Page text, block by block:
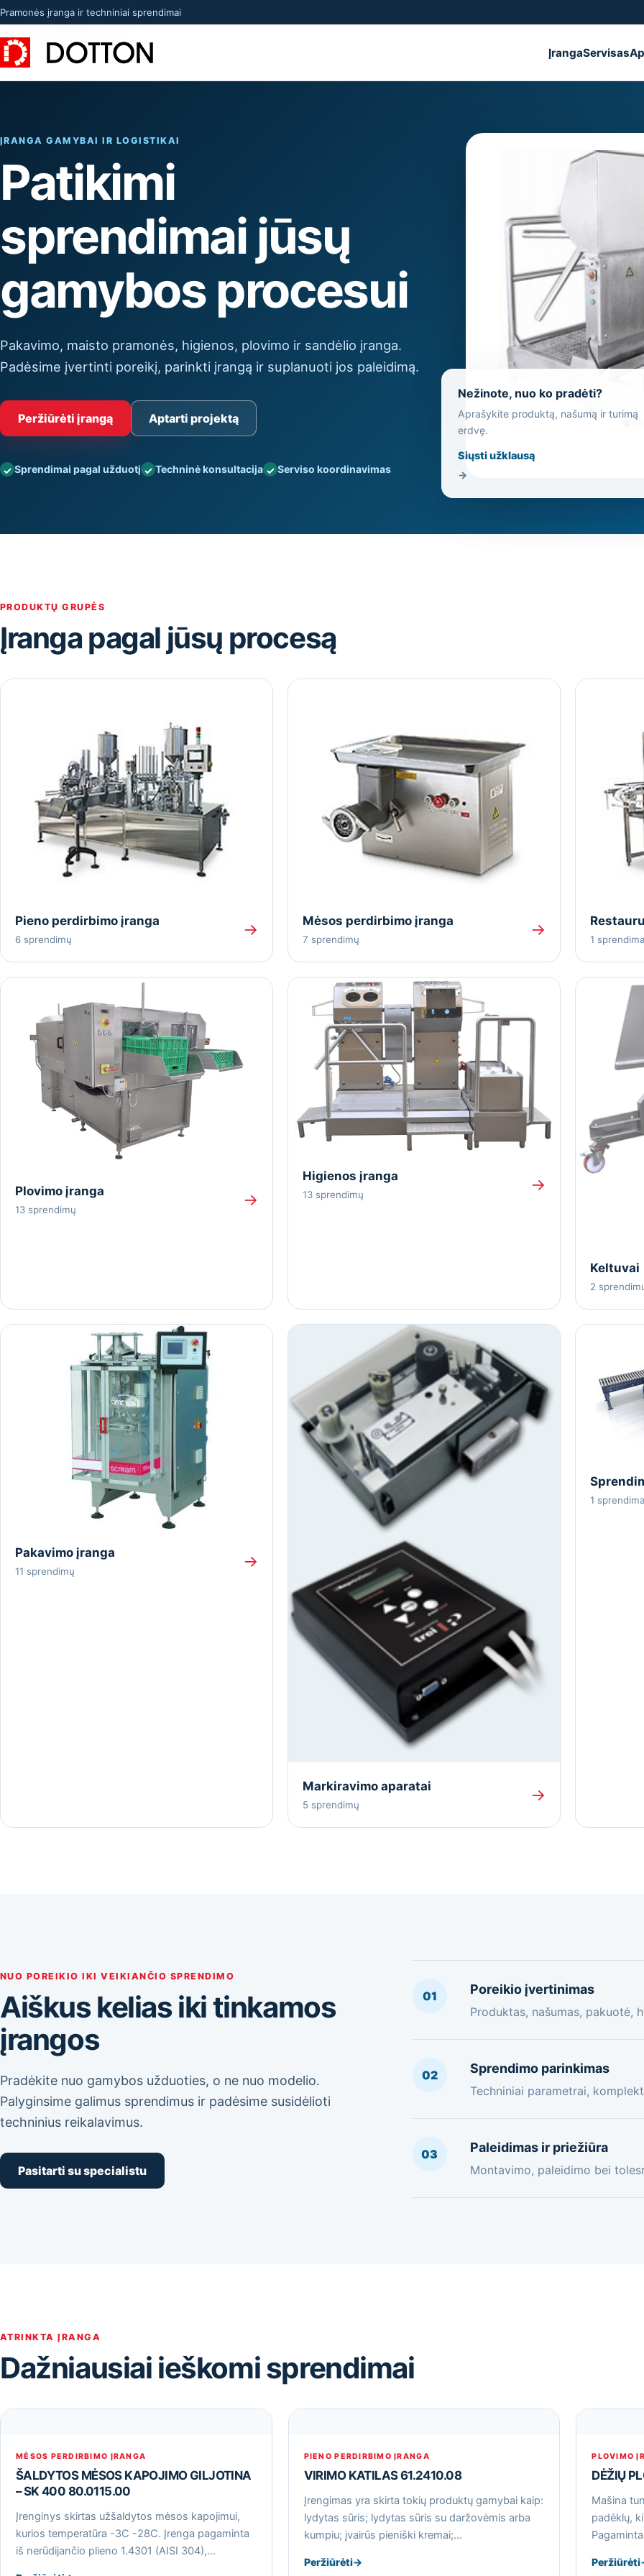
Pramonės įranga ir techniniai sprendimai
ĮrangaServisas
ĮRANGA GAMYBAI IR LOGISTIKAI
Patikimi
sprendimai jūsų
gamybos procesui
Pakavimo, maisto pramonės, higienos, plovimo ir sandėlio įranga.
Padėsime įvertinti poreikį, parinkti įrangą ir suplanuoti jos paleidimą.
Peržiūrėti įrangą Aptarti projektą
Sprendimai pagal užduotį Techninė konsultacija Serviso koordinavimas
Nežinote, nuo ko pradėti?
Aprašykite produktą, našumą ir turimą
erdvę.
Siųsti užklausą
→
PRODUKTŲ GRUPĖS
Įranga pagal jūsų procesą
Pieno perdirbimo įranga
6 sprendimų
→ Mėsos perdirbimo įranga
7 sprendimų
→
1
Plovimo įranga
13 sprendimų
→
Higienos įranga
13 sprendimų
→
Keltuvai
2
Pakavimo įranga
11 sprendimų
→
Markiravimo aparatai
5 sprendimų
→
1
NUO POREIKIO IKI VEIKIANČIO SPRENDIMO
Aiškus kelias iki tinkamos
įrangos
Pradėkite nuo gamybos užduoties, o ne nuo modelio.
Palyginsime galimus sprendimus ir padėsime susidėlioti
techninius reikalavimus.
Pasitarti su specialistu
01 Poreikio įvertinimas
Produktas, našumas, pakuotė,
02 Sprendimo parinkimas
Techniniai parametrai,
03 Paleidimas ir priežiūra
Montavimo, paleidimo bei
ATRINKTA ĮRANGA
Dažniausiai ieškomi sprendimai
MĖSOS PERDIRBIMO ĮRANGA
ŠALDYTOS MĖSOS KAPOJIMO GILJOTINA
– SK 400 80.0115.00
Įrenginys skirtas užšaldytos mėsos kapojimui,
kurios temperatūra -3С -28С. Įrenga pagaminta
iš nerūdijančio plieno 1.4301 (AISI 304),…
PIENO PERDIRBIMO ĮRANGA
VIRIMO KATILAS 61.2410.08
Įrengimas yra skirta tokių produktų gamybai kaip:
lydytas sūris; lydytas sūris su daržovėmis arba
kumpiu; įvairūs pieniški kremai;…
Peržiūrėti→
PLOVIMO
DĖŽIŲ
Mašina
padėklų,
Peržiūrėti